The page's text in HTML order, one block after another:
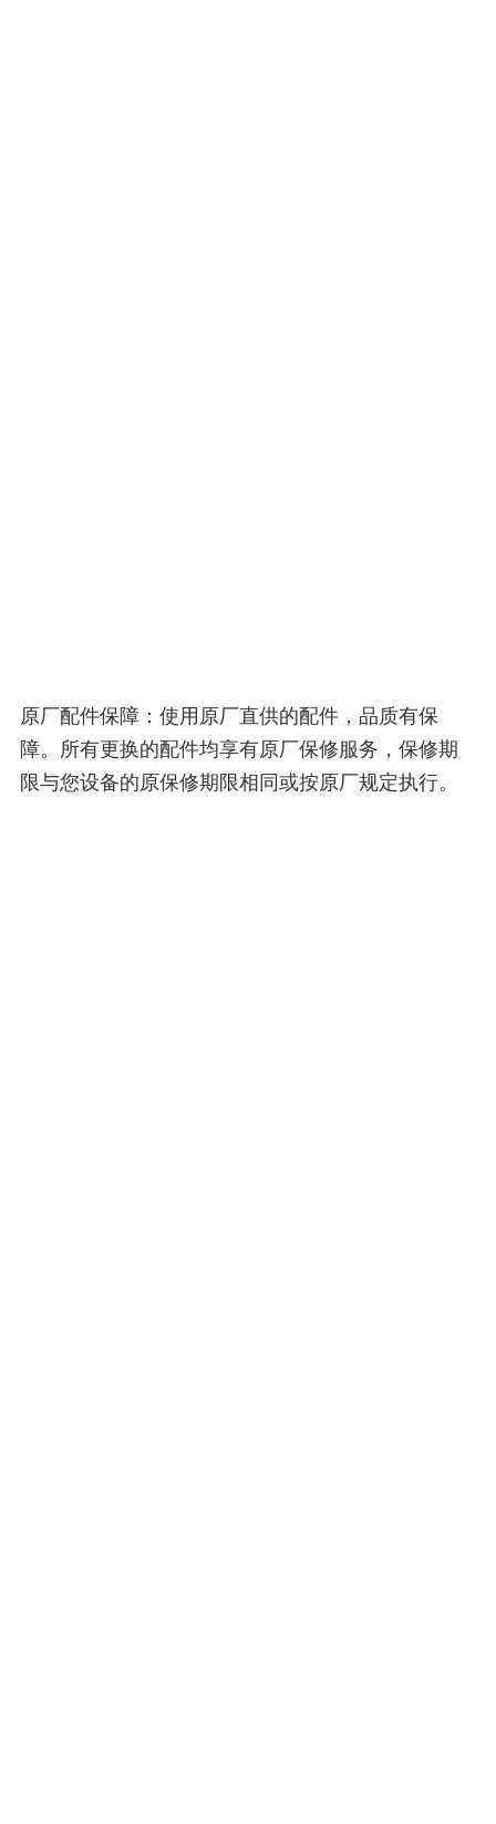
原厂配件保障：使用原厂直供的配件，品质有保
障。所有更换的配件均享有原厂保修服务，保修期
限与您设备的原保修期限相同或按原厂规定执行。